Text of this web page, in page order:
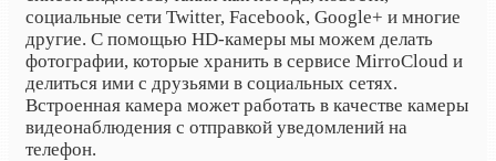
социальные сети Twitter, Facebook, Google+ и многие
другие. С помощью HD-камеры мы можем делать
фотографии, которые хранить в сервисе MirroCloud и
делиться ими с друзьями в социальных сетях.
Встроенная камера может работать в качестве камеры
видеонаблюдения с отправкой уведомлений на
телефон.